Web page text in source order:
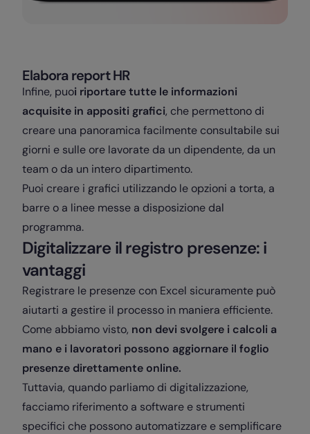
Elabora report HR
Infine, puoi riportare tutte le informazioni
acquisite in appositi grafici, che permettono di
creare una panoramica facilmente consultabile sui
giorni e sulle ore lavorate da un dipendente, da un
team o da un intero dipartimento.
Puoi creare i grafici utilizzando le opzioni a torta, a
barre o a linee messe a disposizione dal
programma.
Digitalizzare il registro presenze: i
vantaggi
Registrare le presenze con Excel sicuramente può
aiutarti a gestire il processo in maniera efficiente.
Come abbiamo visto, non devi svolgere i calcoli a
mano e i lavoratori possono aggiornare il foglio
presenze direttamente online.
Tuttavia, quando parliamo di digitalizzazione,
facciamo riferimento a software e strumenti
specifici che possono automatizzare e semplificare